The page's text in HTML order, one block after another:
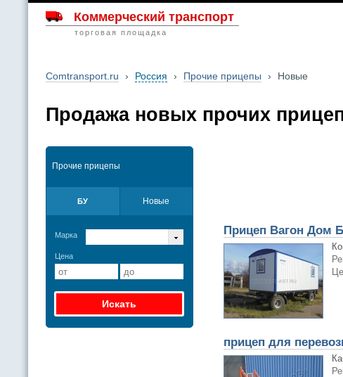
Коммерческий транспорт
торговая площадка
Comtransport.ru › Россия › Прочие прицепы › Новые
Продажа новых прочих
Прочие прицепы
БУ Новые
Марка
Цена
Прицеп Вагон Дом
прицеп для